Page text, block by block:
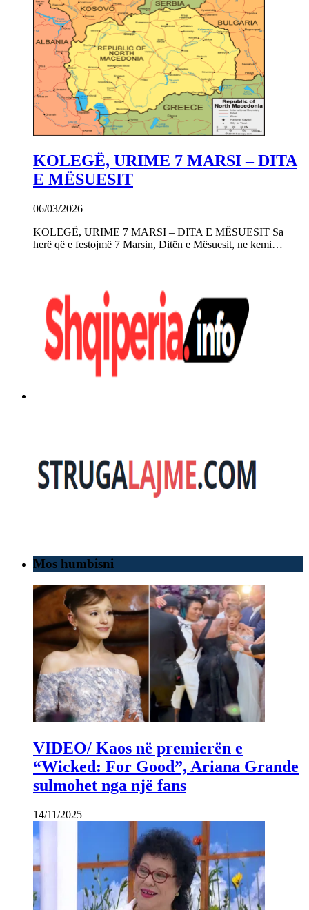
KOLEGË, URIME 7 MARSI – DITA
E MËSUESIT
06/03/2026
KOLEGË, URIME 7 MARSI – DITA E MËSUESIT Sa
herë që e festojmë 7 Marsin, Ditën e Mësuesit, ne kemi…
Mos humbisni
VIDEO/ Kaos në premierën e
“Wicked: For Good”, Ariana Grande
sulmohet nga një fans
14/11/2025